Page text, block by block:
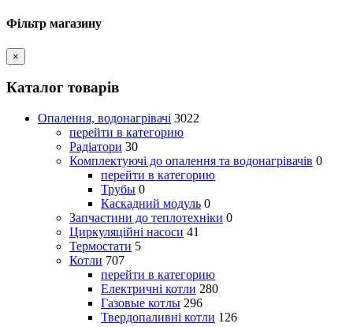
Фільтр магазину
×
Каталог товарів
Опалення, водонагрівачі 3022
перейти в категорию
Радіатори 30
Комплектуючі до опалення та водонагрівачів 0
перейти в категорию
Трубы 0
Каскадний модуль 0
Запчастини до теплотехніки 0
Циркуляційні насоси 41
Термостати 5
Котли 707
перейти в категорию
Електричні котли 280
Газовые котлы 296
Твердопаливні котли 126